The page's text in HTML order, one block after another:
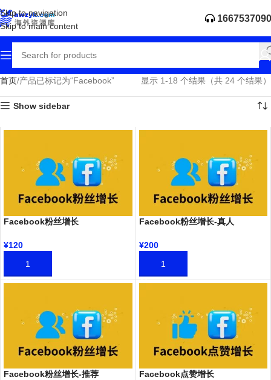
Skip to navigation
Skip to main content
首页 产品已标记为“Facebook” 显示 1-18 个结果（共 24 个结果）
Show sidebar
Facebook粉丝增长
¥120
加入购物车
Facebook粉丝增长-真人
¥200
加入购物车
Facebook粉丝增长-推荐 Facebook点赞增长